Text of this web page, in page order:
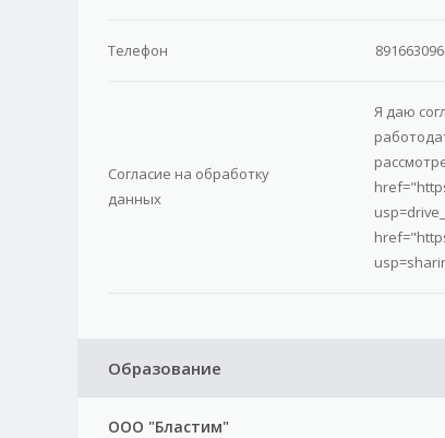
Телефон
Согласие на обработку
данных
Я даю
Образование
ООО "Бластим"